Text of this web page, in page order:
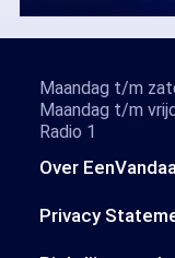
Over
Privacy
Maandag t/m
Maandag t/m
Radio 1